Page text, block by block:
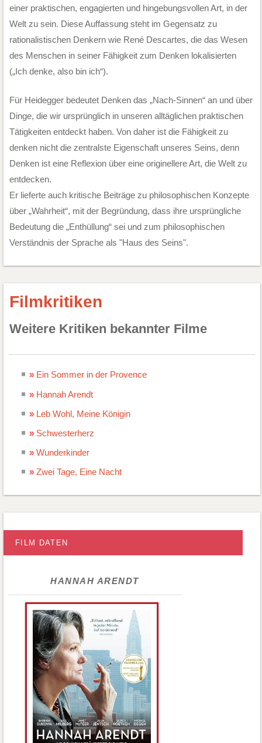
einer praktischen, engagierten und hingebungsvollen Art, in der
Welt zu sein. Diese Auffassung steht im Gegensatz zu
rationalistischen Denkern wie René Descartes, die das Wesen
des Menschen in seiner Fähigkeit zum Denken lokalisierten
(„Ich denke, also bin ich“).
Für Heidegger bedeutet Denken das „Nach-Sinnen“ an und über
Dinge, die wir ursprünglich in unseren alltäglichen praktischen
Tätigkeiten entdeckt haben. Von daher ist die Fähigkeit zu
denken nicht die zentralste Eigenschaft unseres Seins, denn
Denken ist eine Reflexion über eine originellere Art, die Welt zu
entdecken.
Er lieferte auch kritische Beiträge zu philosophischen Konzepte
über „Wahrheit“, mit der Begründung, dass ihre ursprüngliche
Bedeutung die „Enthüllung“ sei und zum philosophischen
Verständnis der Sprache als "Haus des Seins".
Filmkritiken
Weitere Kritiken bekannter Filme
Ein Sommer in der Provence
Hannah Arendt
Leb Wohl, Meine Königin
Schwesterherz
Wunderkinder
Zwei Tage, Eine Nacht
FILM DATEN
HANNAH ARENDT